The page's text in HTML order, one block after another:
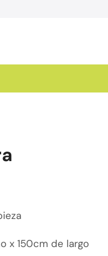
x 150cm de largo